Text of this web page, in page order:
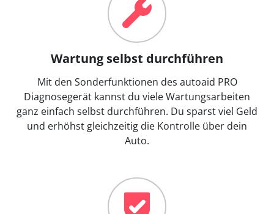
Wartung selbst durchführen
Mit den Sonderfunktionen des autoaid PRO
Diagnosegerät kannst du viele Wartungsarbeiten
ganz einfach selbst durchführen. Du sparst viel Geld
und erhöhst gleichzeitig die Kontrolle über dein
Auto.